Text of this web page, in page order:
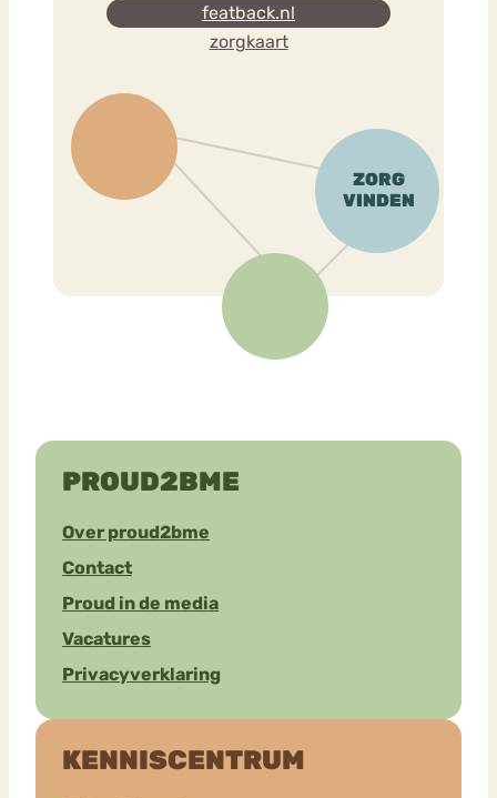
featback.nl
zorgkaart
PROUD2BME
Over proud2bme
Contact
Proud in de media
Vacatures
Privacyverklaring
KENNISCENTRUM